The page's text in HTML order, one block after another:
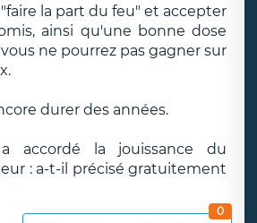
la part du feu" et accepter
ainsi qu'une bonne dose
ne pourrez pas gagner sur
durer des années.
accordé la jouissance du
: a-t-il précisé gratuitement
0